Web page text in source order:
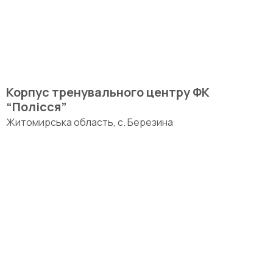
Корпус тренувального центру ФК
“Полісся”
Житомирська область, с. Березина